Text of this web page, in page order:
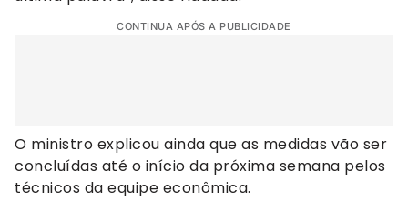
CONTINUA APÓS A PUBLICIDADE
O ministro explicou ainda que as medidas vão ser
concluídas até o início da próxima semana pelos
técnicos da equipe econômica.